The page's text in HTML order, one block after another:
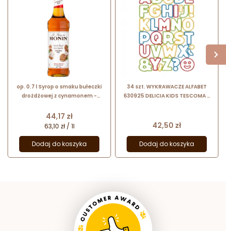
op. 0.7 l Syrop o smaku bułeczki
drożdżowej z cynamonem -
szklana butelka
Cena
44,17 zł
63,10 zł / 1l
Dodaj do koszyka
34 szt. WYKRAWACZE ALFABET
630925 DELICIA KIDS TESCOMA -
Cena
42,50 zł
Dodaj do koszyka